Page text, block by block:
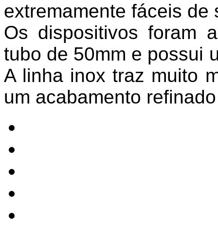
extremamente fáceis de
Os dispositivos foram
tubo de 50mm e possui
A linha inox traz muito
um acabamento refinado